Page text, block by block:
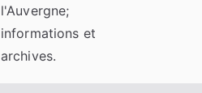
l'Auvergne;
informations et
archives.